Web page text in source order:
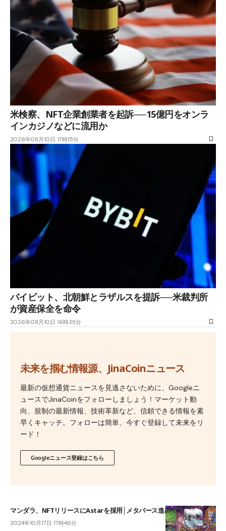
米検察、NFT企業創業者を起訴──15億円をオンラ
インカジノなどに流用か
2026年08月10日 17時15分
バイビット、北朝鮮とラザルスを提訴──米裁判所
が資産保全を命令
2026年08月10日 16時35分
未来を掴む情報源、JinaCoinニュース
最新の仮想通貨ニュースを見逃さないために、Googleニ
ュースでJinaCoinをフォローしましょう！マーケット動
向、規制の最新情報、技術革新など、信頼できる情報を素
早くキャッチ。フォローは簡単、今すぐ登録して未来をリ
ード！
Googleニュース登録はこちら
マンダラ、NFTリリースにAstarを採用│メタバース進出へ
2024年10月17日 17時46分